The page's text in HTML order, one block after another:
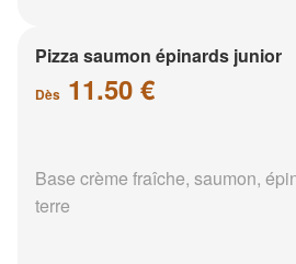
Pizza saumon épinards junior
Dès 11.50 €
Base crème fraîche, saumon,
terre